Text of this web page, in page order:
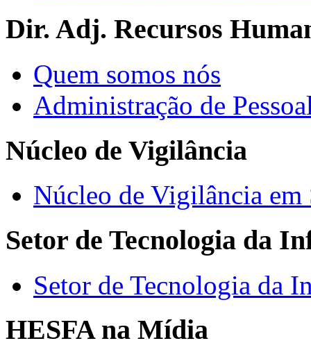
Dir. Adj. Recursos
Quem somos nós
Administração de
Núcleo de Vigilância
Núcleo de Vigilância em
Setor de Tecnologia da
Setor de Tecnologia da
HESFA na Mídia